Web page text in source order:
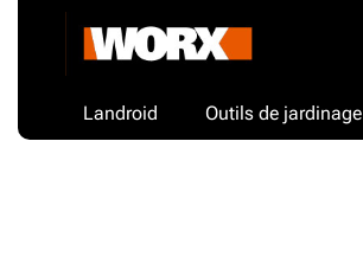
Landroid Outils de jardinage